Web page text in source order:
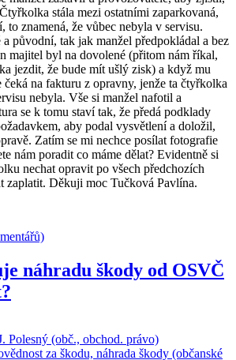
stála mezi ostatními zaparkovaná,
to znamená, že vůbec nebyla v servisu.
a původní, tak jak manžel předpokládal a bez
majitel byl na dovolené (přitom nám říkal,
jezdit, že bude mít ušlý zisk) a když mu
na fakturu z opravny, jenže ta čtyřkolka
nebyla. Vše si manžel nafotil a
se k tomu staví tak, že předá podklady
aby podal vysvětlení a doložil,
Zatím se mi nechce posílat fotografie
nám poradit co máme dělat? Evidentně si
nechat opravit po všech předchozích
zaplatit. Děkuji moc Tučková Pavlína.
náhradu škody od OSVČ
Polesný (obč., obchod. právo)
za škodu, náhrada škody (občanské